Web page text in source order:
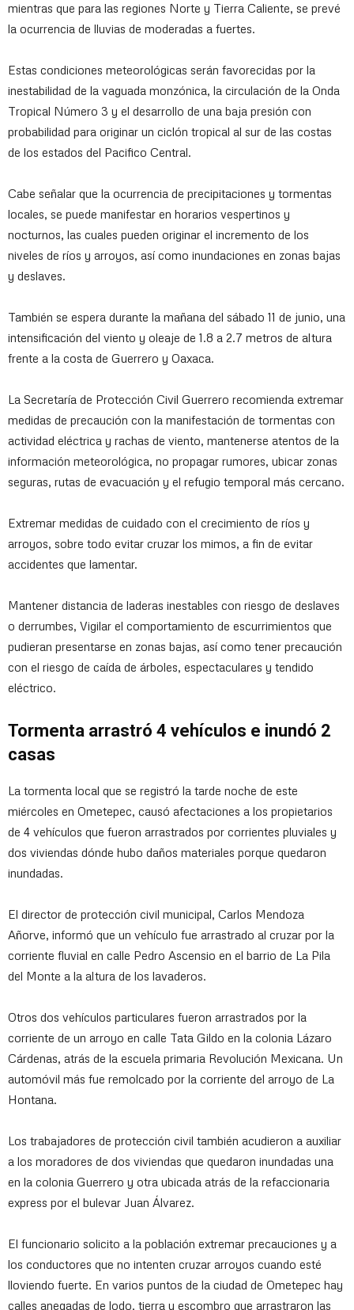
mientras que para las regiones Norte y Tierra Caliente, se prevé
la ocurrencia de lluvias de moderadas a fuertes.
Estas condiciones meteorológicas serán favorecidas por la
inestabilidad de la vaguada monzónica, la circulación de la Onda
Tropical Número 3 y el desarrollo de una baja presión con
probabilidad para originar un ciclón tropical al sur de las costas
de los estados del Pacifico Central.
Cabe señalar que la ocurrencia de precipitaciones y tormentas
locales, se puede manifestar en horarios vespertinos y
nocturnos, las cuales pueden originar el incremento de los
niveles de ríos y arroyos, así como inundaciones en zonas bajas
y deslaves.
También se espera durante la mañana del sábado 11 de junio, una
intensificación del viento y oleaje de 1.8 a 2.7 metros de altura
frente a la costa de Guerrero y Oaxaca.
La Secretaría de Protección Civil Guerrero recomienda extremar
medidas de precaución con la manifestación de tormentas con
actividad eléctrica y rachas de viento, mantenerse atentos de la
información meteorológica, no propagar rumores, ubicar zonas
seguras, rutas de evacuación y el refugio temporal más cercano.
Extremar medidas de cuidado con el crecimiento de ríos y
arroyos, sobre todo evitar cruzar los mimos, a fin de evitar
accidentes que lamentar.
Mantener distancia de laderas inestables con riesgo de deslaves
o derrumbes, Vigilar el comportamiento de escurrimientos que
pudieran presentarse en zonas bajas, así como tener precaución
con el riesgo de caída de árboles, espectaculares y tendido
eléctrico.
Tormenta arrastró 4 vehículos e inundó 2
casas
La tormenta local que se registró la tarde noche de este
miércoles en Ometepec, causó afectaciones a los propietarios
de 4 vehículos que fueron arrastrados por corrientes pluviales y
dos viviendas dónde hubo daños materiales porque quedaron
inundadas.
El director de protección civil municipal, Carlos Mendoza
Añorve, informó que un vehículo fue arrastrado al cruzar por la
corriente fluvial en calle Pedro Ascensio en el barrio de La Pila
del Monte a la altura de los lavaderos.
Otros dos vehículos particulares fueron arrastrados por la
corriente de un arroyo en calle Tata Gildo en la colonia Lázaro
Cárdenas, atrás de la escuela primaria Revolución Mexicana. Un
automóvil más fue remolcado por la corriente del arroyo de La
Hontana.
Los trabajadores de protección civil también acudieron a auxiliar
a los moradores de dos viviendas que quedaron inundadas una
en la colonia Guerrero y otra ubicada atrás de la refaccionaria
express por el bulevar Juan Álvarez.
El funcionario solicito a la población extremar precauciones y a
los conductores que no intenten cruzar arroyos cuando esté
lloviendo fuerte. En varios puntos de la ciudad de Ometepec hay
calles anegadas de lodo, tierra y escombro que arrastraron las